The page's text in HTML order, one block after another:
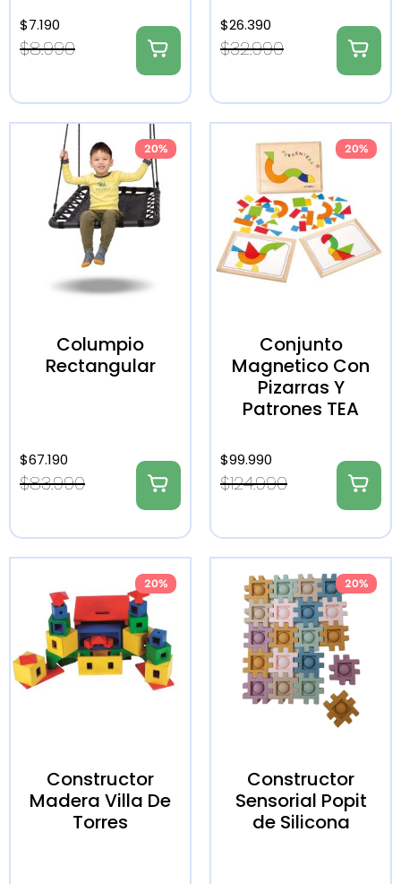
$8.990
$7.190
$32.990
$26.390
20%
Columpio
Rectangular
$83.990
$67.190
20%
Conjunto
Magnetico Con
Pizarras Y
Patrones TEA
$124.990
$99.990
20%
Constructor
Madera Villa De
Torres
20%
Constructor
Sensorial Popit
de Silicona